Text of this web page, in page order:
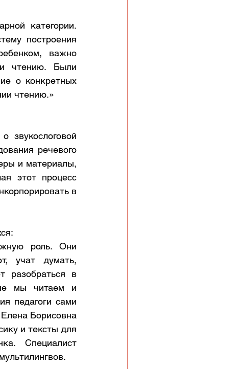
категории.
построения
важно
чтению. Были
о конкретных
чтению.»
звукослоговой
речевого
и материалы,
этот процесс
в
роль. Они
учат думать,
разобраться в
мы читаем и
педагоги сами
Борисовна
и тексты для
Специалист